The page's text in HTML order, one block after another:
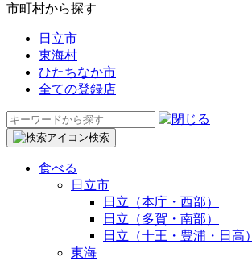
市町村から探す
日立市
東海村
ひたちなか市
全ての登録店
検
索:
検索
食べる
日立市
日立（本庁・西部）
日立（多賀・南部）
日立（十王・豊浦・日高）
東海